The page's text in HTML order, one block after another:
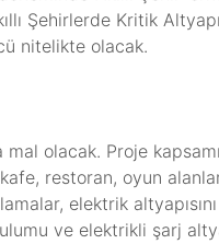
Şehirlerde Kritik
nitelikte olacak.
olacak. Proje
restoran, oyun
elektrik
ve elektrikli şarj